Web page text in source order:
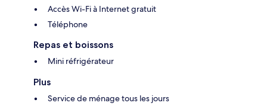
Accès Wi-Fi à Internet gratuit
Téléphone
Repas et boissons
Mini réfrigérateur
Plus
Service de ménage tous les jours